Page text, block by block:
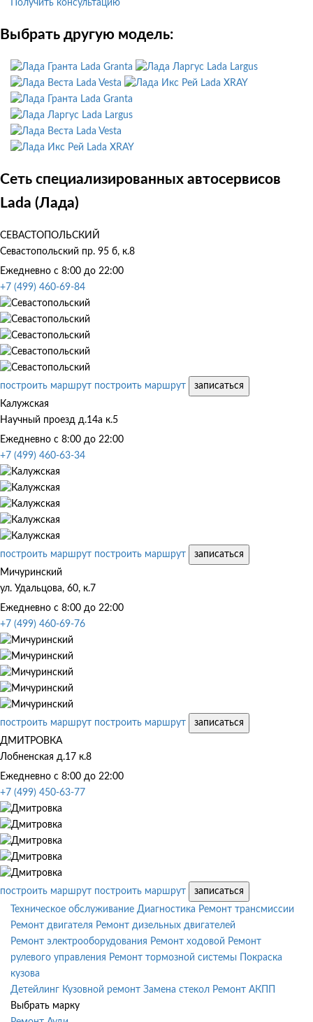
Получить консультацию
Выбрать другую модель:
Lada Granta
Lada Largus
Lada Vesta
Lada XRAY
Lada Granta
Lada Largus
Lada Vesta
Lada XRAY
Сеть специализированных автосервисов
Lada (Лада)
СЕВАСТОПОЛЬСКИЙ
Севастопольский пр. 95 б, к.8
Ежедневно с 8:00 до 22:00
+7 (499) 460-69-84
построить маршрут построить маршрут
записаться
Калужская
Научный проезд д.14а к.5
Ежедневно с 8:00 до 22:00
+7 (499) 460-63-34
построить маршрут построить маршрут
записаться
Мичуринский
ул. Удальцова, 60, к.7
Ежедневно с 8:00 до 22:00
+7 (499) 460-69-76
построить маршрут построить маршрут
записаться
ДМИТРОВКА
Лобненская д.17 к.8
Ежедневно с 8:00 до 22:00
+7 (499) 450-63-77
построить маршрут построить маршрут
записаться
Техническое обслуживание Диагностика Ремонт трансмиссии
Ремонт двигателя Ремонт дизельных двигателей
Ремонт электрооборудования Ремонт ходовой Ремонт
рулевого управления Ремонт тормозной системы
Покраска
кузова
Детейлинг Кузовной ремонт Замена стекол Ремонт АКПП
Выбрать марку